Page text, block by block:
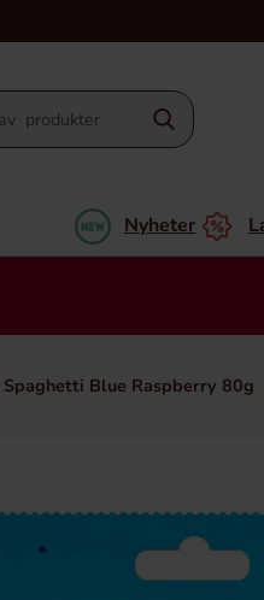
Nyheter
Blue Raspberry 80g